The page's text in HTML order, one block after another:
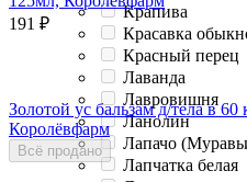
Крапива
Красавка
Красный перец
Лаванда
Лавровишня
Ланолин
Лапачо
Лапчатка белая
191 ₽
Золотой ус бальзам д/тела в
Королёвфарм
Всё продано